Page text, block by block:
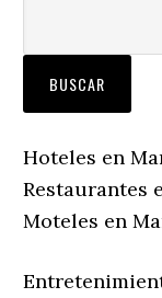
Hoteles en
Restaurantes
Moteles en